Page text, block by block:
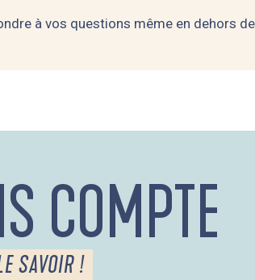
à vos questions même en dehors
COMPTE
SAVOIR !